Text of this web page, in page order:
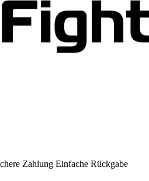
Zahlung Einfache Rückgabe